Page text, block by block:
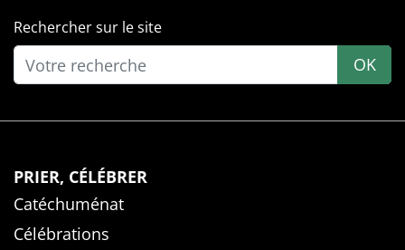
Rechercher sur le site
OK
PRIER, CÉLÉBRER
Catéchuménat
Célébrations